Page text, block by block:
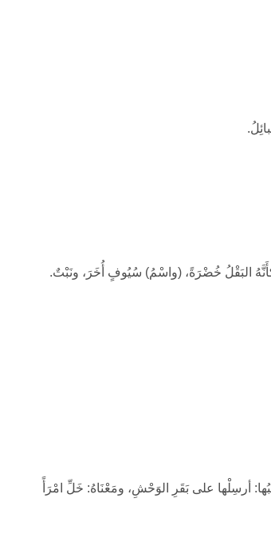
البَقْلُ خُضْرَةً، (واسْمُ) سُيُوفٍ أُخَرَ، ونَبْتٌ.
تَرْفَعُها وتَنْصِبُها: أرسِلْها على بَقَرِ الوَحْشِ، ومَعْنَاهُ: خَلِّ امْرَأً